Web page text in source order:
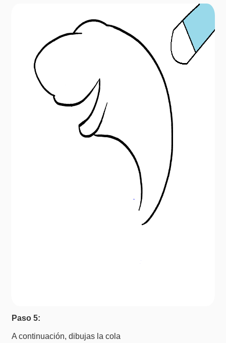
Paso 5:
A continuación, dibujas la cola